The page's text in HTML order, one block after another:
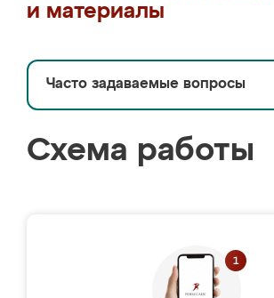
и материалы
Часто задаваемые вопросы
Схема работы